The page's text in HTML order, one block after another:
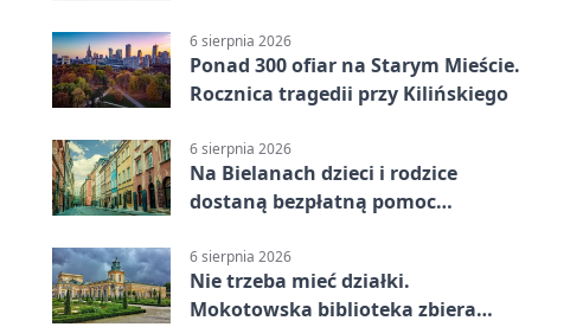
6 sierpnia 2026
Ponad 300 ofiar na Starym Mieście.
Rocznica tragedii przy Kilińskiego
6 sierpnia 2026
Na Bielanach dzieci i rodzice
dostaną bezpłatną pomoc
6 sierpnia 2026
Nie trzeba mieć działki.
Mokotowska biblioteka zbiera